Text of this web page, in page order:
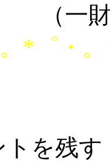
（一
*゜・
トを残す